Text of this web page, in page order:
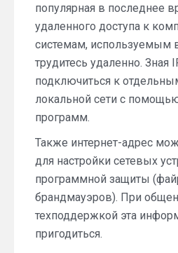
популярная в последнее
удаленного доступа к
системам, используемым
трудитесь удаленно. Зная
подключиться к
локальной сети с
программ.
Также интернет-адрес
для настройки сетевых
программной защиты
брандмауэров). При
техподдержкой эта
пригодиться.